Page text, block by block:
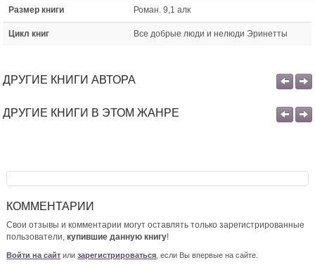
Размер книги Роман. 9,1 алк
Цикл книг Все добрые люди и нелюди Эринетты
ДРУГИЕ КНИГИ АВТОРА
ДРУГИЕ КНИГИ В ЭТОМ ЖАНРЕ
КОММЕНТАРИИ
Свои отзывы и комментарии могут оставлять только зарегистрированные
пользователи,купившие данную книгу!
Войти на сайт илизарегистрироваться , если Вы впервые на сайте.